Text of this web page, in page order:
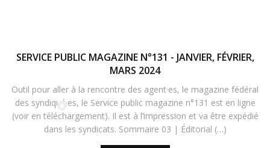
SERVICE PUBLIC MAGAZINE N°131 - JANVIER, FÉVRIER,
MARS 2024
Outil pour aller à la rencontre des agent·es, le magazine fédéral
des syndiqué·es, le Service public magazine n°131 est en ligne
(voir en téléchargement). Il est à l’impression et va être expédié
dans les syndicats. Sommaire 03 | Éditorial (…)